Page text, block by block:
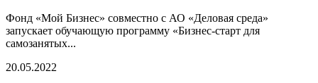
Фонд «Мой Бизнес» совместно с АО «Деловая среда»
запускает обучающую программу «Бизнес-старт для
самозанятых...
20.05.2022